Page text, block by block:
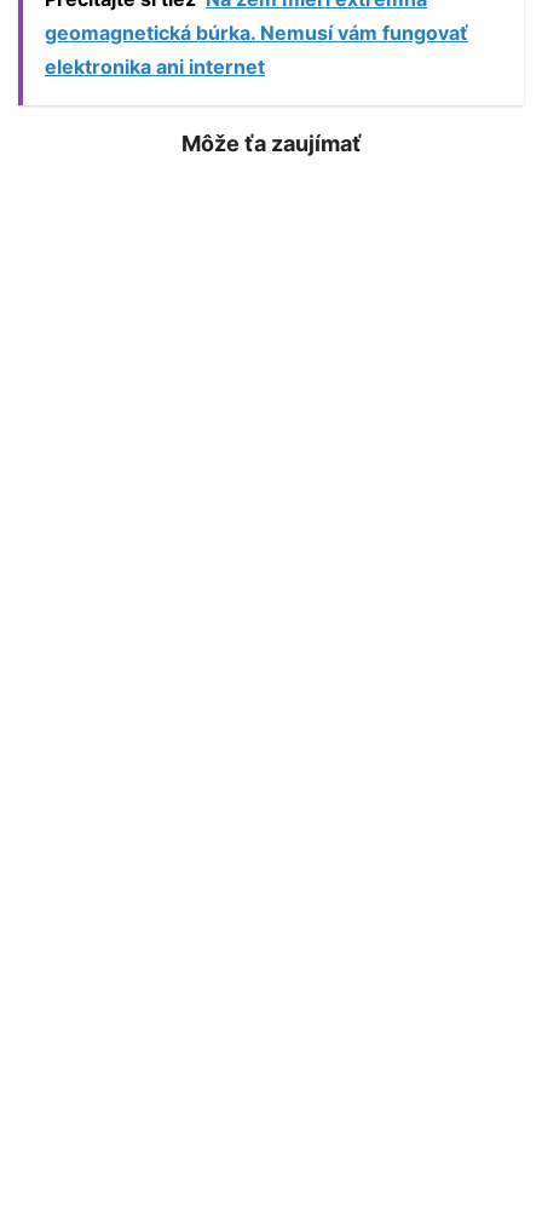
geomagnetická búrka. Nemusí vám fungovať
elektronika ani internet
Môže ťa zaujímať